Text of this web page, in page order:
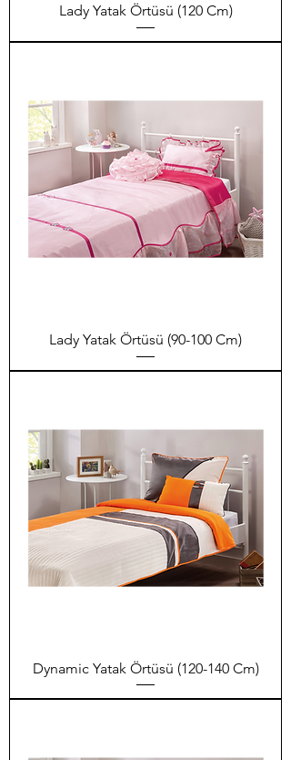
Lady Yatak Örtüsü (120 Cm)
Lady Yatak Örtüsü (90-100 Cm)
Dynamic Yatak Örtüsü (120-140 Cm)